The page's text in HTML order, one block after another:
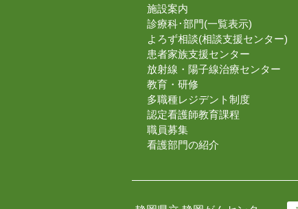
施設案内
診療科･部門(一覧表示)
よろず相談(相談支援センター)
患者家族支援センター
放射線・陽子線治療センター
教育・研修
多職種レジデント制度
認定看護師教育課程
職員募集
看護部門の紹介